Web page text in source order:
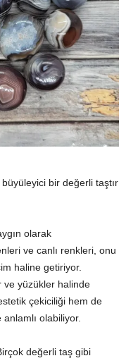
bir değerli taştır
olarak
ve canlı renkleri, onu
haline getiriyor.
ve yüzükler halinde
çekiciliği hem de
olabiliyor.
değerli taş gibi